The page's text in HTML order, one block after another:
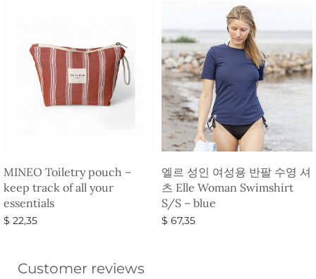
MINEO Toiletry pouch –
keep track of all your
essentials
$ 22,35
엘르 성인 여성용 반팔 수영 셔
츠 Elle Woman Swimshirt
S/S – blue
$ 67,35
Customer reviews